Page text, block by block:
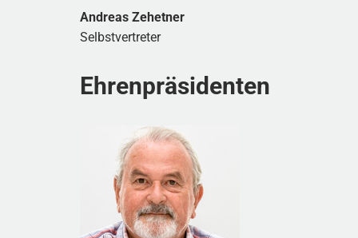
Andreas Zehetner
Selbstvertreter
Ehrenpräsidenten